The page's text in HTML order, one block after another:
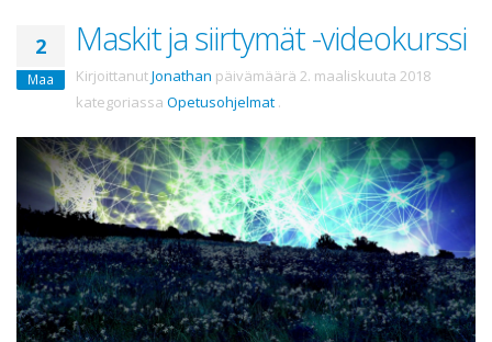
2
Maa
Maskit ja siirtymät -videokurssi
KirjoittanutJonathan päivämäärä 2. maaliskuuta 2018
kategoriassa Opetusohjelmat .